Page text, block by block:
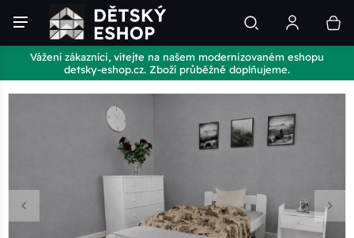
Vážení zákazníci, vítejte na našem modernizovaném eshopu
detsky-eshop.cz. Zboží průběžně doplňujeme.